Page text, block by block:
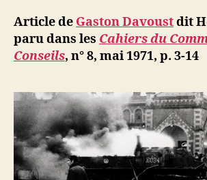
ji
b
Article de Gaston Davoustdit
paru dans les Cahiers du
Conseils, n° 8, mai 1971, p. 3-14